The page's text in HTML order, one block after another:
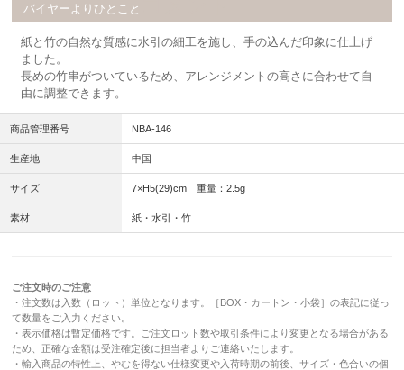
バイヤーよりひとこと
紙と竹の自然な質感に水引の細工を施し、手の込んだ印象に仕上げ
ました。
長めの竹串がついているため、アレンジメントの高さに合わせて自
由に調整できます。
商品管理番号 NBA-146
生産地 中国
サイズ 7×H5(29)cm 重量：2.5g
素材 紙・水引・竹
ご注文時のご注意
・注文数は入数（ロット）単位となります。［BOX・カートン・小袋］の表記に従っ
て数量をご入力ください。
・表示価格は暫定価格です。ご注文ロット数や取引条件により変更となる場合がある
ため、正確な金額は受注確定後に担当者よりご連絡いたします。
・輸入商品の特性上、やむを得ない仕様変更や入荷時期の前後、サイズ・色合いの個